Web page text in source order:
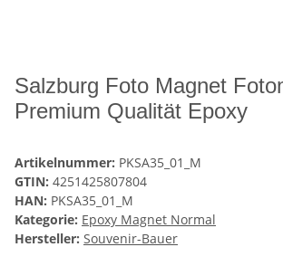
Salzburg Foto Magnet
Premium Qualität Epoxy
Artikelnummer: PKSA35_01_M
GTIN: 4251425807804
HAN: PKSA35_01_M
Kategorie: Epoxy Magnet Normal
Hersteller: Souvenir-Bauer